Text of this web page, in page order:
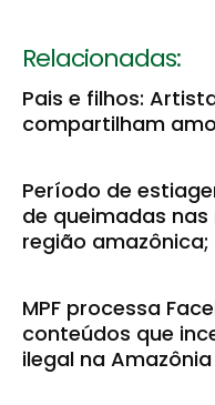
Relacionadas:
Pais e filhos:
compartilham
Período de
de queimadas
região
MPF processa
conteúdos que
ilegal na Amazônia